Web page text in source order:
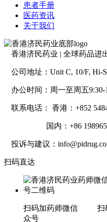
患者手册
医药资讯
关于我们
香港济民药业 | 全球药品进
公司地址：Unit C, 10/F, Hi-
办公时间：周一至周五
联系电话： 香港：+852
国内：+86
投诉与建议：
扫码直达
扫码加药师微信 扫
众号